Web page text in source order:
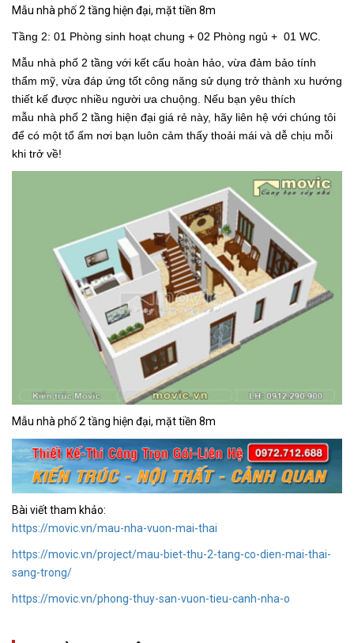
Mẫu nhà phố 2 tầng hiện đại, mặt tiền 8m
Tầng 2: 01 Phòng sinh hoạt chung + 02 Phòng ngủ + 01 WC.
Mẫu nhà phố 2 tầng với kết cấu hoàn hảo, vừa đảm bảo tính
thẩm mỹ, vừa đáp ứng tốt công năng sử dụng trở thành xu hướng
thiết kế được nhiều người ưa chuộng. Nếu bạn yêu thích
mẫu nhà phố 2 tầng hiện đại giá rẻ này, hãy liên hệ với chúng tôi
để có một tổ ấm nơi bạn luôn cảm thấy thoải mái và dễ chịu mỗi
khi trở về!
Mẫu nhà phố 2 tầng hiện đại, mặt tiền 8m
Bài viết tham khảo:
https://movic.vn/mau-nha-vuon-mai-thai
https://movic.vn/project/mau-biet-thu-2-tang-co-dien-mai-thai-
sang-trong/
https://movic.vn/phong-thuy-san-vuon-tieu-canh-nha-o